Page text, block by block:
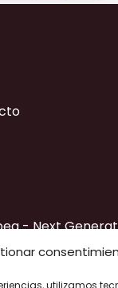
utilizamos
- Next